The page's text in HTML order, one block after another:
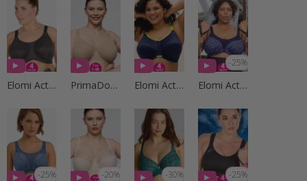
Elomi Active PrimaDonna Lingerie Elomi Active
-25%
Elomi Active
-25% -20% -30% -25%